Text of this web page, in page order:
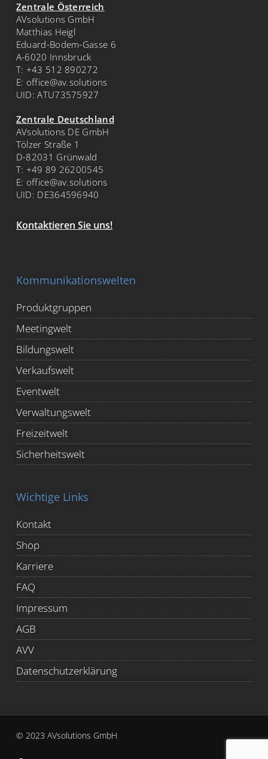
Zentrale Österreich
AVsolutions GmbH
Matthias Heigl
Eduard-Bodem-Gasse 6
A-6020 Innsbruck
T: +43 512 890272
E: office@av.solutions
UID: ATU73575927
Zentrale Deutschland
AVsolutions DE GmbH
Tölzer Straße 1
D-82031 Grünwald
T: +49 89 26200545
E: office@av.solutions
UID: DE364596940
Kontaktieren Sie uns!
Kommunikationswelten
Produktgruppen
Meetingwelt
Bildungswelt
Verkaufswelt
Eventwelt
Verwaltungswelt
Freizeitwelt
Sicherheitswelt
Wichtige Links
Kontakt
Shop
Karriere
FAQ
Impressum
AGB
AVV
Datenschutzerklärung
© 2023 AVsolutions GmbH